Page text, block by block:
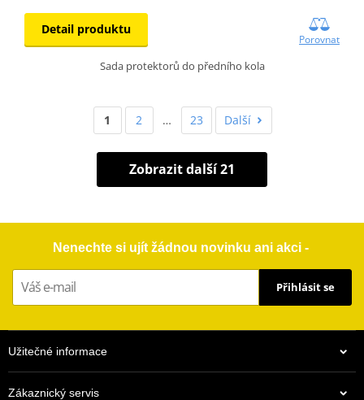
Detail produktu
Porovnat
Sada protektorů do předního kola
1 2 … 23 Další
Zobrazit další 21
Nenechte si ujít žádnou novinku ani akci -
Přihlásit se
Užitečné informace
Zákaznický servis